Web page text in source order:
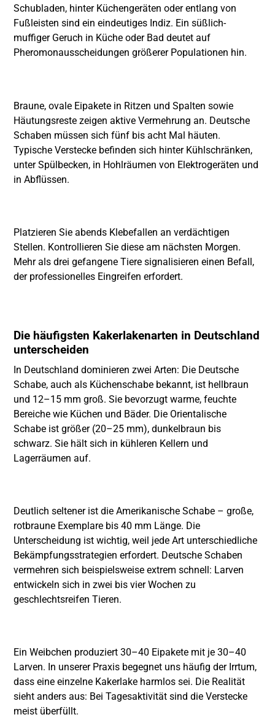
Schubladen, hinter Küchengeräten oder entlang von
Fußleisten sind ein eindeutiges Indiz. Ein süßlich-
muffiger Geruch in Küche oder Bad deutet auf
Pheromonausscheidungen größerer Populationen hin.
Braune, ovale Eipakete in Ritzen und Spalten sowie
Häutungsreste zeigen aktive Vermehrung an. Deutsche
Schaben müssen sich fünf bis acht Mal häuten.
Typische Verstecke befinden sich hinter Kühlschränken,
unter Spülbecken, in Hohlräumen von Elektrogeräten und
in Abflüssen.
Platzieren Sie abends Klebefallen an verdächtigen
Stellen. Kontrollieren Sie diese am nächsten Morgen.
Mehr als drei gefangene Tiere signalisieren einen Befall,
der professionelles Eingreifen erfordert.
Die häufigsten Kakerlakenarten in Deutschland
unterscheiden
In Deutschland dominieren zwei Arten: Die Deutsche
Schabe, auch als Küchenschabe bekannt, ist hellbraun
und 12–15 mm groß. Sie bevorzugt warme, feuchte
Bereiche wie Küchen und Bäder. Die Orientalische
Schabe ist größer (20–25 mm), dunkelbraun bis
schwarz. Sie hält sich in kühleren Kellern und
Lagerräumen auf.
Deutlich seltener ist die Amerikanische Schabe – große,
rotbraune Exemplare bis 40 mm Länge. Die
Unterscheidung ist wichtig, weil jede Art unterschiedliche
Bekämpfungsstrategien erfordert. Deutsche Schaben
vermehren sich beispielsweise extrem schnell: Larven
entwickeln sich in zwei bis vier Wochen zu
geschlechtsreifen Tieren.
Ein Weibchen produziert 30–40 Eipakete mit je 30–40
Larven. In unserer Praxis begegnet uns häufig der Irrtum,
dass eine einzelne Kakerlake harmlos sei. Die Realität
sieht anders aus: Bei Tagesaktivität sind die Verstecke
meist überfüllt.